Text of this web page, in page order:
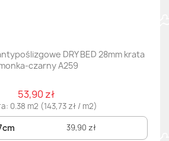
DRY BED 28mm krata
czarny A259
53,90 zł
0.38 m2 (143,73 zł / m2)
39,90 zł